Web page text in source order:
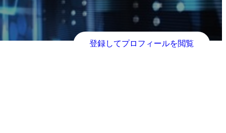
登録してプロフィールを閲覧